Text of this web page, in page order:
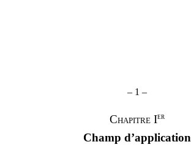
– 1 –
Chapitre Ier
Champ d’application